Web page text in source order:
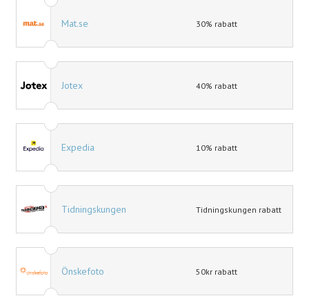
Mat.se 30% rabatt
Jotex 40% rabatt
Expedia 10% rabatt
Tidningskungen Tidningskungen rabatt
Önskefoto 50kr rabatt